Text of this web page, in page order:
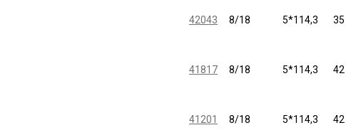
42043 8/18 5*114,3 35
41817 8/18 5*114,3 42
41201 8/18 5*114,3 42